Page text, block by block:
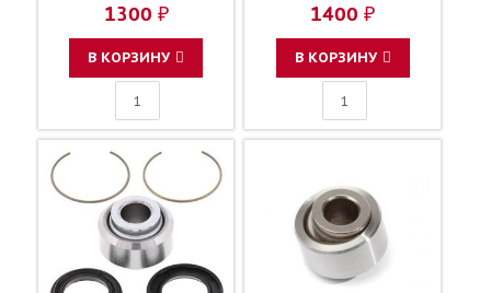
1300 ₽
В КОРЗИНУ
1400 ₽
В КОРЗИНУ